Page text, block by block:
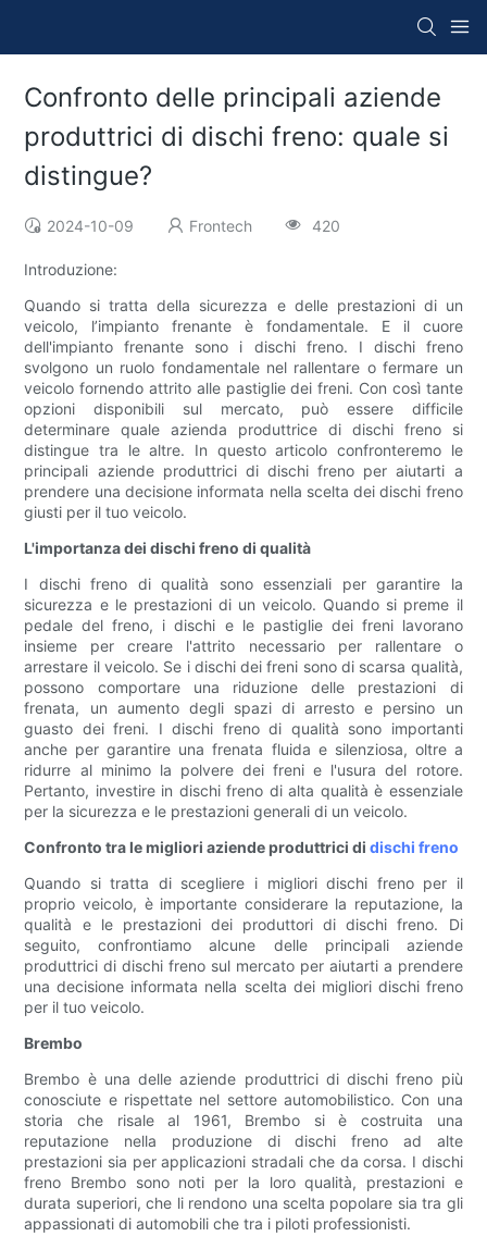
Confronto delle principali aziende
produttrici di dischi freno: quale si
distingue?
2024-10-09 Frontech 420
Introduzione:
Quando si tratta della sicurezza e delle prestazioni di un
veicolo, l’impianto frenante è fondamentale. E il cuore
dell'impianto frenante sono i dischi freno. I dischi freno
svolgono un ruolo fondamentale nel rallentare o fermare un
veicolo fornendo attrito alle pastiglie dei freni. Con così tante
opzioni disponibili sul mercato, può essere difficile
determinare quale azienda produttrice di dischi freno si
distingue tra le altre. In questo articolo confronteremo le
principali aziende produttrici di dischi freno per aiutarti a
prendere una decisione informata nella scelta dei dischi freno
giusti per il tuo veicolo.
L'importanza dei dischi freno di qualità
I dischi freno di qualità sono essenziali per garantire la
sicurezza e le prestazioni di un veicolo. Quando si preme il
pedale del freno, i dischi e le pastiglie dei freni lavorano
insieme per creare l'attrito necessario per rallentare o
arrestare il veicolo. Se i dischi dei freni sono di scarsa qualità,
possono comportare una riduzione delle prestazioni di
frenata, un aumento degli spazi di arresto e persino un
guasto dei freni. I dischi freno di qualità sono importanti
anche per garantire una frenata fluida e silenziosa, oltre a
ridurre al minimo la polvere dei freni e l'usura del rotore.
Pertanto, investire in dischi freno di alta qualità è essenziale
per la sicurezza e le prestazioni generali di un veicolo.
Confronto tra le migliori aziende produttrici didischi freno
Quando si tratta di scegliere i migliori dischi freno per il
proprio veicolo, è importante considerare la reputazione, la
qualità e le prestazioni dei produttori di dischi freno. Di
seguito, confrontiamo alcune delle principali aziende
produttrici di dischi freno sul mercato per aiutarti a prendere
una decisione informata nella scelta dei migliori dischi freno
per il tuo veicolo.
Brembo
Brembo è una delle aziende produttrici di dischi freno più
conosciute e rispettate nel settore automobilistico. Con una
storia che risale al 1961, Brembo si è costruita una
reputazione nella produzione di dischi freno ad alte
prestazioni sia per applicazioni stradali che da corsa. I dischi
freno Brembo sono noti per la loro qualità, prestazioni e
durata superiori, che li rendono una scelta popolare sia tra gli
appassionati di automobili che tra i piloti professionisti.